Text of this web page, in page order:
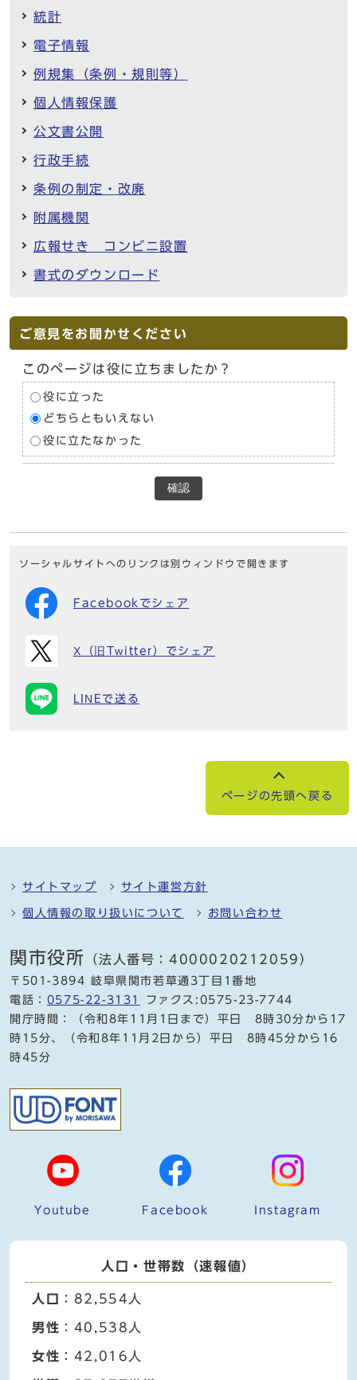
統計
電子情報
例規集（条例・規則等）
個人情報保護
公文書公開
行政手続
条例の制定・改廃
附属機関
広報せき コンビニ設置
書式のダウンロード
ご意見をお聞かせください
このページは役に立ちましたか？
役に立った
どちらともいえない
役に立たなかった
確認
ソーシャルサイトへのリンクは別ウィンドウで開きます
Facebookでシェア
X（旧Twitter）でシェア
LINEで送る
ページの先頭へ戻る
サイトマップ サイト運営方針
個人情報の取り扱いについて お問い合わせ
関市役所 （法人番号：4000020212059）
〒501-3894 岐阜県関市若草通3丁目1番地
電話： 0575-22-3131
ファクス:0575-23-7744
開庁時間：（令和8年11月1日まで）平日 8時30分から17
時15分、（令和8年11月2日から）平日 8時45分から16
時45分
Youtube Facebook Instagram
人口・世帯数（速報値）
人口 ：82,554人
男性 ：40,538人
女性 ：42,016人